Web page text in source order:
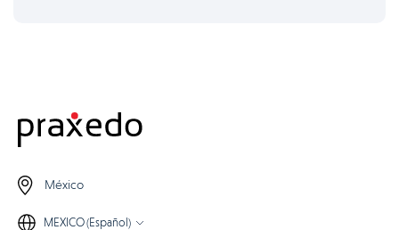
México
MEXICO (Español)